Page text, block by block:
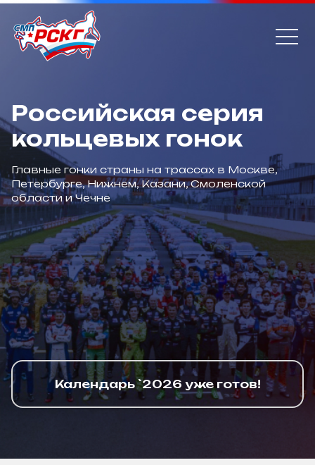
Российская серия
кольцевых гонок
Главные гонки страны на трассах в Москве,
Петербурге, Нижнем, Казани, Смоленской
области и Чечне
Календарь `2026 уже готов!